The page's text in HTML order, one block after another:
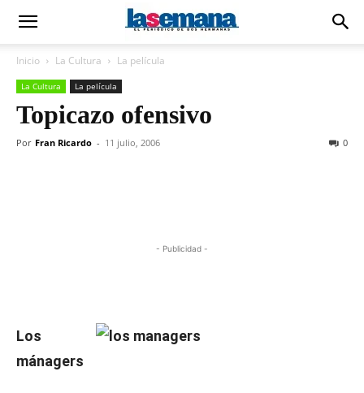
Inicio La Cultura La película
La Cultura La película
Topicazo ofensivo
Por Fran Ricardo - 11 julio, 2006 0
- Publicidad -
Los
mánagers